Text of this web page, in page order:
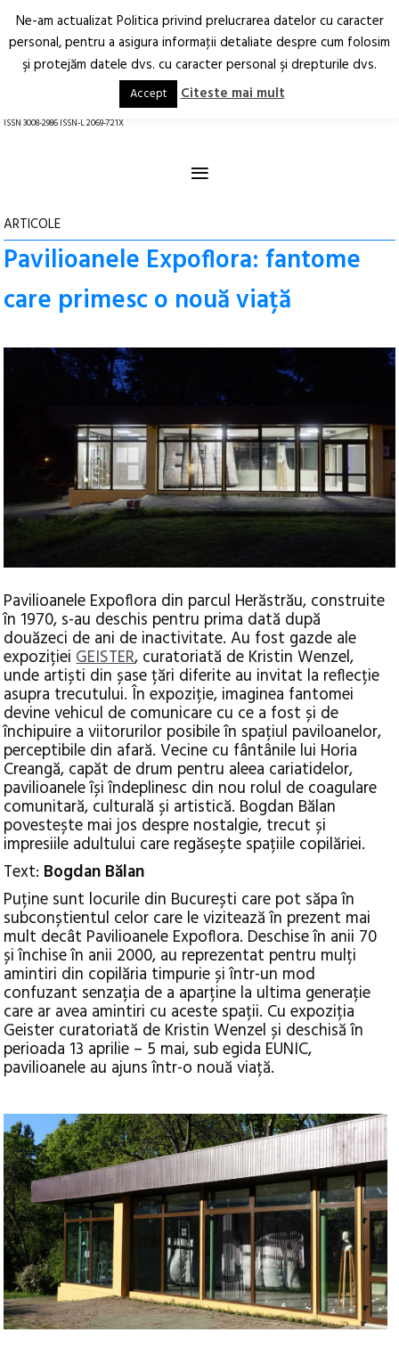
Arhitectură.
Oraș.
RO EN
ISSN 3008-2986 ISSN-L 2069-721X
≡
ARTICOLE
Pavilioanele Expoflora: fantome
care primesc o nouă viață
Pavilioanele Expoflora din parcul Herăstrău, construite
în 1970, s-au deschis pentru prima dată după
douăzeci de ani de inactivitate.Au fost gazde ale
expozițieiGEISTER, curatoriată de Kristin Wenzel,
unde artiști din șase țări diferite au invitat la reflecție
asupra trecutului. În expoziție, imaginea fantomei
devine vehicul de comunicare cu ce a fost și de
închipuire a viitorurilor posibile în spațiul paviloanelor,
perceptibile din afară. Vecine cu fântânile lui Horia
Creangă, capăt de drum pentru aleea cariatidelor,
pavilioanele își îndeplinesc din nou rolul de coagulare
comunitară, culturală și artistică. Bogdan Bălan
povestește mai jos despre nostalgie, trecut și
impresiile adultului care regăsește spațiile copilăriei.
Text: Bogdan Bălan
Puține sunt locurile din București care pot săpa în
subconștientul celor care le vizitează în prezent mai
mult decât Pavilioanele Expoflora. Deschise în anii 70
și închise în anii 2000, au reprezentat pentru mulți
amintiri din copilăria timpurie și într-un mod
confuzant senzația de a aparține la ultima generație
care ar avea amintiri cu aceste spații. Cu expoziția
Geister curatoriată de Kristin Wenzel și deschisă în
perioada 13 aprilie – 5 mai, sub egida EUNIC,
pavilioanele au ajuns într-o nouă viață.
Ne-am actualizat Politica privind prelucrarea datelor cu caracter
personal, pentru a asigura informaţii detaliate despre cum folosim
şi protejăm datele dvs. cu caracter personal şi drepturile dvs.
Accept Citeste mai mult